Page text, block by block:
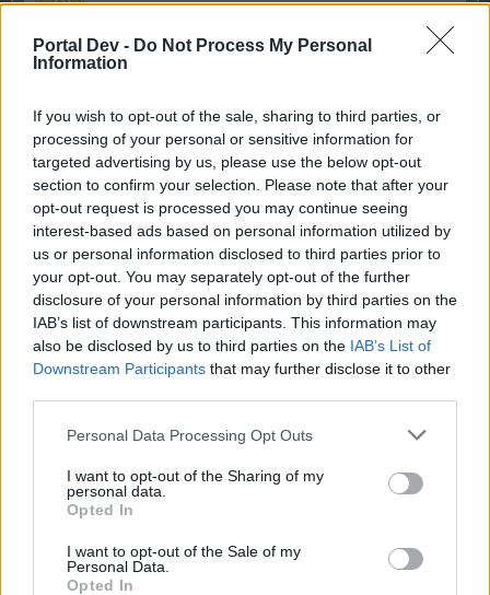
Portal Dev - Do Not Process My Personal
Information
If you wish to opt-out of the sale, sharing to third parties, or
processing of your personal or sensitive information for
targeted advertising by us, please use the below opt-out
section to confirm your selection. Please note that after your
opt-out request is processed you may continue seeing
interest-based ads based on personal information utilized by
us or personal information disclosed to third parties prior to
your opt-out. You may separately opt-out of the further
disclosure of your personal information by third parties on the
IAB’s list of downstream participants. This information may
also be disclosed by us to third parties on the IAB’s List of
Downstream Participants that may further disclose it to other
Personal Data Processing Opt Outs
I want to opt-out of the Sharing of my
personal data.
Opted In
I want to opt-out of the Sale of my
Personal Data.
Opted In
Zentrale
Offizielle Ankündigungen
Hilfe
FAQs
Themen: Beiträge:
131
Fragen und Fehlermeldungen
Themen: 77 Beiträge: 392
6 Juni 2026
Spielediskussion & Feedback
Themen:
Gilden & Arena Team Suche
Themen: 59